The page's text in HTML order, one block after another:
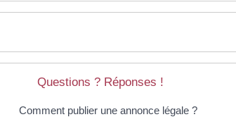
Questions ? Réponses !
Comment publier une annonce légale ?